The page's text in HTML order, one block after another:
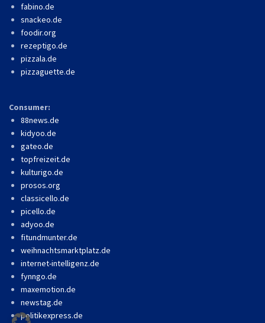
fabino.de
snackeo.de
foodir.org
rezeptigo.de
pizzala.de
pizzaguette.de
Consumer:
88news.de
kidyoo.de
gateo.de
topfreizeit.de
kulturigo.de
prosos.org
classicello.de
picello.de
adyoo.de
fitundmunter.de
weihnachtsmarktplatz.de
internet-intelligenz.de
fynngo.de
maxemotion.de
newstag.de
politikexpress.de